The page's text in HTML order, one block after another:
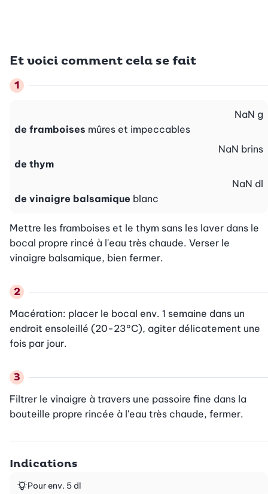
Et voici comment cela se fait
de framboises mûres et impeccables
NaN g
de thym
NaN brins
de vinaigre balsamique blanc
NaN dl
Mettre les framboises et le thym sans les laver dans le
bocal propre rincé à l'eau très chaude. Verser le
vinaigre balsamique, bien fermer.
Macération: placer le bocal env. 1 semaine dans un
endroit ensoleillé (20-23°C), agiter délicatement une
fois par jour.
Filtrer le vinaigre à travers une passoire fine dans la
bouteille propre rincée à l'eau très chaude, fermer.
Indications
Pour env. 5 dl